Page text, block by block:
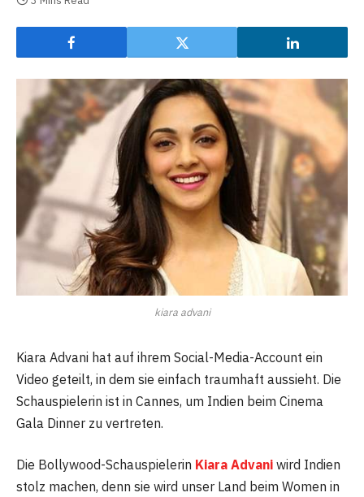
kiara advani
Kiara Advani hat auf ihrem Social-Media-Account ein
Video geteilt, in dem sie einfach traumhaft aussieht. Die
Schauspielerin ist in Cannes, um Indien beim Cinema
Gala Dinner zu vertreten.
Die Bollywood-Schauspielerin Kiara Advani wird Indien
stolz machen, denn sie wird unser Land beim Women in